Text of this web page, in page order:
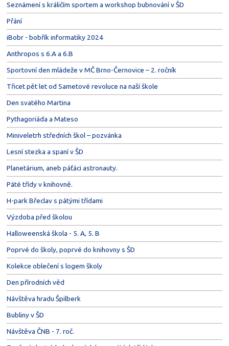
Seznámení s králičím sportem a workshop bubnování v ŠD
Přání
iBobr - bobřík informatiky 2024
Anthropos s 6.A a 6.B
Sportovní den mládeže v MČ Brno-Černovice – 2. ročník
Třicet pět let od Sametové revoluce na naší škole
Den svatého Martina
Pythagoriáda a Mateso
Miniveletrh středních škol – pozvánka
Lesní stezka a spaní v ŠD
Planetárium, aneb páťáci astronauty.
Páté třídy v knihovně.
H-park Břeclav s pátými třídami
Výzdoba před školou
Halloweenská škola - 5. A, 5. B
Poprvé do školy, poprvé do knihovny s ŠD
Kolekce oblečení s logem školy
Den přírodních věd
Návštěva hradu Špilberk
Bubliny v ŠD
Návštěva ČNB - 7. roč.